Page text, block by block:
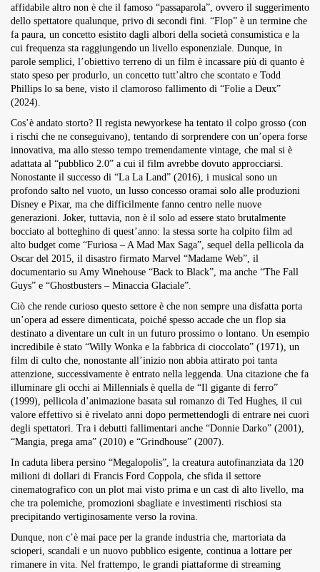
affidabile altro non è che il famoso “passaparola”, ovvero il suggerimento
dello spettatore qualunque, privo di secondi fini. “Flop” è un termine che
fa paura, un concetto esistito dagli albori della società consumistica e la
cui frequenza sta raggiungendo un livello esponenziale. Dunque, in
parole semplici, l’obiettivo terreno di un film è incassare più di quanto è
stato speso per produrlo, un concetto tutt’altro che scontato e Todd
Phillips lo sa bene, visto il clamoroso fallimento di “Folie a Deux”
(2024).
Cos’è andato storto? Il regista newyorkese ha tentato il colpo grosso (con
i rischi che ne conseguivano), tentando di sorprendere con un’opera forse
innovativa, ma allo stesso tempo tremendamente vintage, che mal si è
adattata al “pubblico 2.0” a cui il film avrebbe dovuto approcciarsi.
Nonostante il successo di “La La Land” (2016), i musical sono un
profondo salto nel vuoto, un lusso concesso oramai solo alle produzioni
Disney e Pixar, ma che difficilmente fanno centro nelle nuove
generazioni. Joker, tuttavia, non è il solo ad essere stato brutalmente
bocciato al botteghino di quest’anno: la stessa sorte ha colpito film ad
alto budget come “Furiosa – A Mad Max Saga”, sequel della pellicola da
Oscar del 2015, il disastro firmato Marvel “Madame Web”, il
documentario su Amy Winehouse “Back to Black”, ma anche “The Fall
Guys” e “Ghostbusters – Minaccia Glaciale”.
Ciò che rende curioso questo settore è che non sempre una disfatta porta
un’opera ad essere dimenticata, poiché spesso accade che un flop sia
destinato a diventare un cult in un futuro prossimo o lontano. Un esempio
incredibile è stato “Willy Wonka e la fabbrica di cioccolato” (1971), un
film di culto che, nonostante all’inizio non abbia attirato poi tanta
attenzione, successivamente è entrato nella leggenda. Una citazione che fa
illuminare gli occhi ai Millennials è quella de “Il gigante di ferro”
(1999), pellicola d’animazione basata sul romanzo di Ted Hughes, il cui
valore effettivo si è rivelato anni dopo permettendogli di entrare nei cuori
degli spettatori. Tra i debutti fallimentari anche “Donnie Darko” (2001),
“Mangia, prega ama” (2010) e “Grindhouse” (2007).
In caduta libera persino “Megalopolis”, la creatura autofinanziata da 120
milioni di dollari di Francis Ford Coppola, che sfida il settore
cinematografico con un plot mai visto prima e un cast di alto livello, ma
che tra polemiche, promozioni sbagliate e investimenti rischiosi sta
precipitando vertiginosamente verso la rovina.
Dunque, non c’è mai pace per la grande industria che, martoriata da
scioperi, scandali e un nuovo pubblico esigente, continua a lottare per
rimanere in vita. Nel frattempo, le grandi piattaforme di streaming